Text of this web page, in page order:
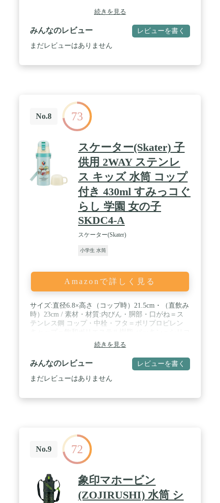
使用時/800ml、キャップユニット使用時/830ml / 原
産国:マレーシア / 保温効力:(中せん使用時)72℃以上
(6時間)/保冷効力:(キャップユニット使用時)9℃以下
(6時間) / 素材・材質:内びん:ステンレス鋼 / 胴部:ス
テンレス鋼(アクリル樹脂塗装) / コップ、中せん、
続きを見る
みんなのレビュー レビューを書く
まだレビューはありません
No.8 73
スケーター(Skater) 子
供用 2WAY ステンレ
ス キッズ 水筒 コップ
付き 430ml すみっコぐ
らし 学園 女の子
SKDC4-A
スケーター(Skater)
小学生 水筒
Amazonで詳しく見る
サイズ:直径6.8×高さ（コップ時）21.5cm・（直飲み
時）23cm / 素材・材質:内びん・胴部・口がね＝ス
テンレス鋼 コップ・中栓・フタ＝ポリプロピレン
ン樹脂 / セット内容・付属品:ボトル＋コップ＋ショ
ルダーベルト＋ネームプレート / 容量:直飲み時＝
470ml コップ使用時＝430ml
続きを見る
みんなのレビュー レビューを書く
まだレビューはありません
No.9 72
象印マホービン
(ZOJIRUSHI) 水筒 シ